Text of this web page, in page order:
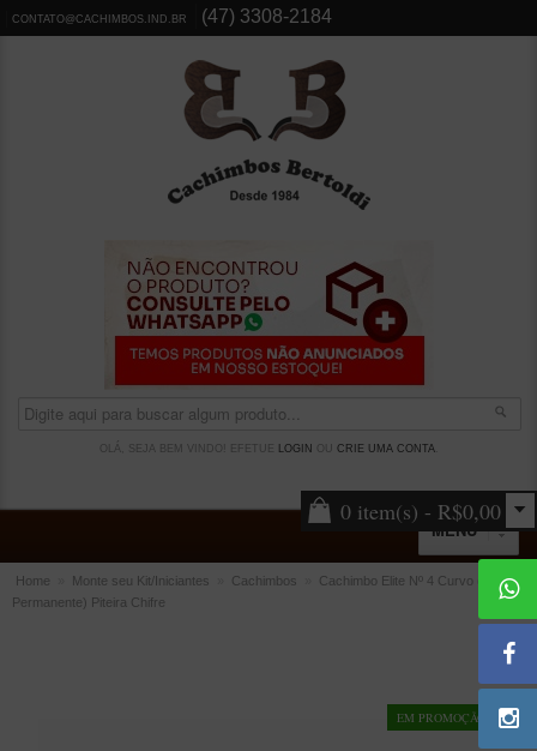
CONTATO@CACHIMBOS.IND.BR (47) 3308-2184
OLÁ, SEJA BEM VINDO! EFETUE LOGIN CRIE UMA CONTA.
0 item(s) - R$0,00
MENU
ACESSÓRIOS
Home Monte seu Kit/Iniciantes Cachimbos
Cachimbo Elite Nº 4 Curvo (Filtro
Permanente) Piteira Chifre
EM PROMOÇÃO!